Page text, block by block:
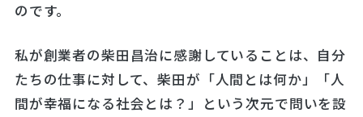
のです。
私が創業者の柴田昌治に感謝していることは、自分
たちの仕事に対して、柴田が「人間とは何か」「人
間が幸福になる社会とは？」という次元で問いを設